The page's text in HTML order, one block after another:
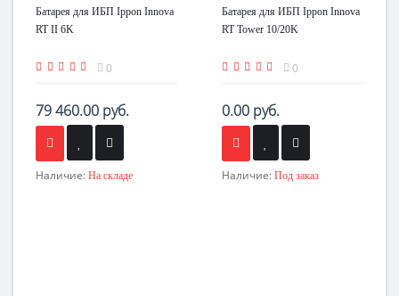
Батарея для ИБП Ippon Innova
RT II 6K
0
79 460.00 руб.
Наличие: На складе
Батарея для ИБП Ippon Innova
RT Tower 10/20K
0
0.00 руб.
Наличие: Под заказ